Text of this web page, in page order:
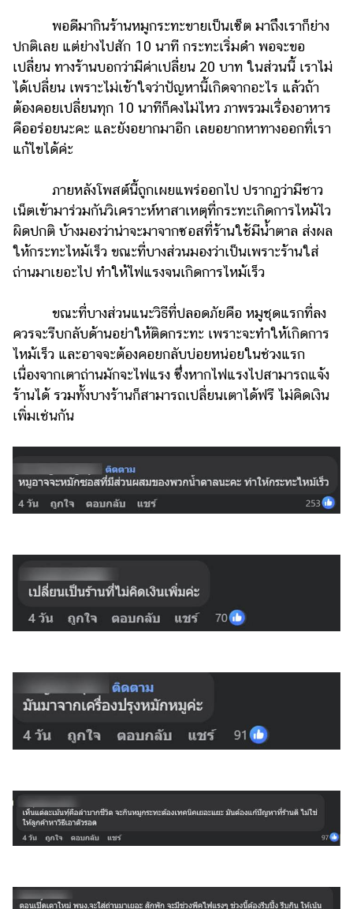
บริการ
แอปฯ
กระปุก
คอร์ส
ออนไลน์
ออนไลน์
ติดต่อ
โฆษณา
ร่วม
งาน
กับ
เรา
พอดีมากินร้านหมูกระทะขายเป็นเซ็ต มาถึงเราก็ย่าง
ปกติเลย แต่ย่างไปสัก 10 นาที กระทะเริ่มดำ พอจะขอ
เปลี่ยน ทางร้านบอกว่ามีค่าเปลี่ยน 20 บาท ในส่วนนี้ เราไม่
ได้เปลี่ยน เพราะไม่เข้าใจว่าปัญหานี้เกิดจากอะไร แล้วถ้า
ต้องคอยเปลี่ยนทุก 10 นาทีก็คงไม่ไหว ภาพรวมเรื่องอาหาร
คืออร่อยนะคะ และยังอยากมาอีก เลยอยากหาทางออกที่เรา
แก้ไขได้ค่ะ
ภายหลังโพสต์นี้ถูกเผยแพร่ออกไป ปรากฏว่ามีชาว
เน็ตเข้ามาร่วมกันวิเคราะห์หาสาเหตุที่กระทะเกิดการไหม้ไว
ผิดปกติ บ้างมองว่าน่าจะมาจากซอสที่ร้านใช้มีน้ำตาล ส่งผล
ให้กระทะไหม้เร็ว ขณะที่บางส่วนมองว่าเป็นเพราะร้านใส่
ถ่านมาเยอะไป ทำให้ไฟแรงจนเกิดการไหม้เร็ว
ขณะที่บางส่วนแนะวิธีที่ปลอดภัยคือ หมูชุดแรกที่ลง
ควรจะรีบกลับด้านอย่าให้ติดกระทะ เพราะจะทำให้เกิดการ
ไหม้เร็ว และอาจจะต้องคอยกลับบ่อยหน่อยในช่วงแรก
เนื่องจากเตาถ่านมักจะไฟแรง ซึ่งหากไฟแรงไปสามารถแจ้ง
ร้านได้ รวมทั้งบางร้านก็สามารถเปลี่ยนเตาได้ฟรี ไม่คิดเงิน
เพิ่มเช่นกัน